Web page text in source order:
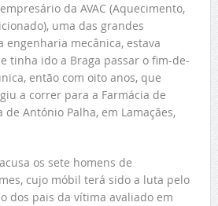
da AVAC (Aquecimento,
uma das grandes
engenharia mecânica, estava
tinha ido a Braga passar o fim-de-
então com oito anos, que
a correr para a Farmácia de
de António Palha, em Lamaçães,
os sete homens de
cujo móbil terá sido a luta pelo
dos pais da vítima avaliado em